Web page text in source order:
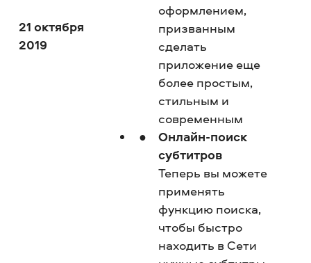
21 октября
2019
оформлением,
призванным
сделать
приложение еще
более простым,
стильным и
современным
Онлайн-поиск
субтитров
Теперь вы можете
применять
функцию поиска,
чтобы быстро
находить в Сети